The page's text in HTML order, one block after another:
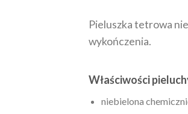
Pieluszka tetrowa
wykończenia.
Właściwości
niebielona